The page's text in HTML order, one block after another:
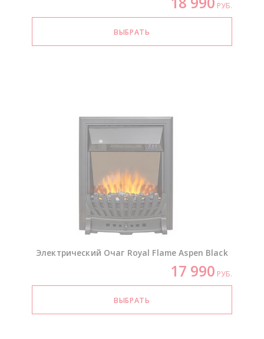
РУБ.
Электрический Очаг Royal Flame Aspen Black
17 990 РУБ.